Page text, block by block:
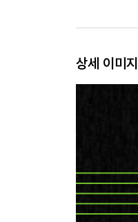
상세 이미지